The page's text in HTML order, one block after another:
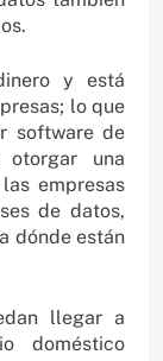
y está
lo que
software de
una
empresas
de datos,
dónde están
llegar a
doméstico